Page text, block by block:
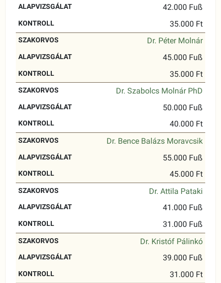
42.000 Fuß
35.000 Ft
Dr. Péter Molnár
45.000 Fuß
35.000 Ft
Dr. Szabolcs Molnár PhD
50.000 Fuß
40.000 Ft
Dr. Bence Balázs Moravcsik
55.000 Fuß
45.000 Ft
Dr. Attila Pataki
41.000 Fuß
31.000 Fuß
Dr. Kristóf Pálinkó
39.000 Fuß
31.000 Ft